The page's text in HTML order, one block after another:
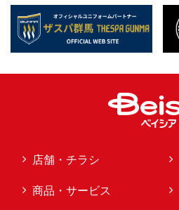
店舗・チラシ
商品・サービス